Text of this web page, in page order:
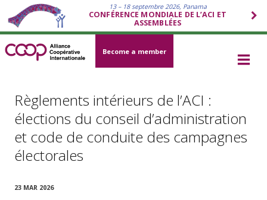
13 – 18 septembre 2026, Panama
CONFÉRENCE MONDIALE DE L’ACI ET
ASSEMBLÉES
Become a member
Règlements intérieurs de l’ACI :
élections du conseil d’administration
et code de conduite des campagnes
électorales
23 MAR 2026